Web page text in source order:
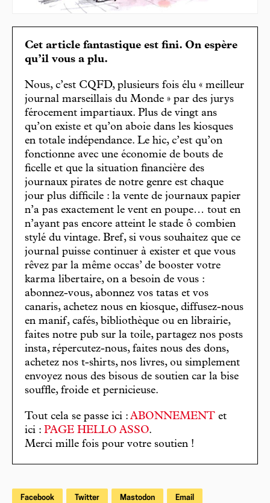
Cet article fantastique est fini. On espère
qu’il vous a plu.
Nous, c’est CQFD, plusieurs fois élu « meilleur
journal marseillais du Monde » par des jurys
férocement impartiaux. Plus de vingt ans
qu’on existe et qu’on aboie dans les kiosques
en totale indépendance. Le hic, c’est qu’on
fonctionne avec une économie de bouts de
ficelle et que la situation financière des
journaux pirates de notre genre est chaque
jour plus difficile : la vente de journaux papier
n’a pas exactement le vent en poupe… tout en
n’ayant pas encore atteint le stade ô combien
stylé du vintage. Bref, si vous souhaitez que ce
journal puisse continuer à exister et que vous
rêvez par la même occas’ de booster votre
karma libertaire, on a besoin de vous :
abonnez-vous, abonnez vos tatas et vos
canaris, achetez nous en kiosque, diffusez-nous
en manif, cafés, bibliothèque ou en librairie,
faites notre pub sur la toile, partagez nos posts
insta, répercutez-nous, faites nous des dons,
achetez nos t-shirts, nos livres, ou simplement
envoyez nous des bisous de soutien car la bise
souffle, froide et pernicieuse.
Tout cela se passe ici : ABONNEMENT et
ici : PAGE HELLO ASSO.
Merci mille fois pour votre soutien !
Facebook Twitter Mastodon Email